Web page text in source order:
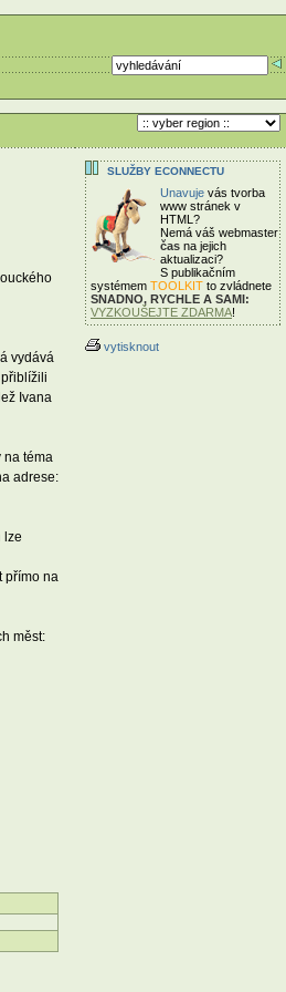
vydává
Ivana
téma
adrese:
lze
přímo na
měst:
SLUŽBY ECONNECTU
Unavuje vás tvorba
www stránek v
HTML?
Nemá váš webmaster
čas na jejich
aktualizaci?
S publikačním
systémem TOOLKIT to zvládnete
SNADNO, RYCHLE A SAMI:
VYZKOUŠEJTE ZDARMA!
vytisknout